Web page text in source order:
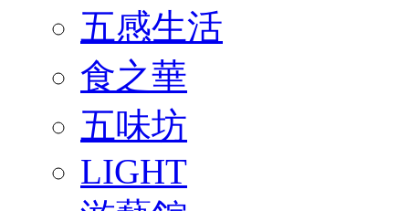
五感生活
食之華
五味坊
LIGHT